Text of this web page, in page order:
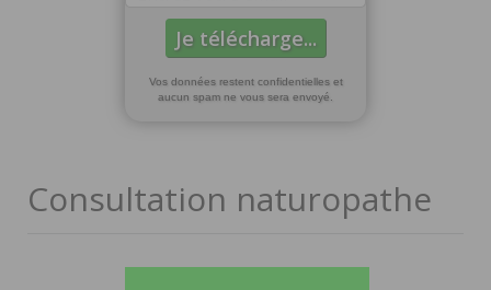
Vos données restent confidentielles et
aucun spam ne vous sera envoyé.
Consultation naturopathe